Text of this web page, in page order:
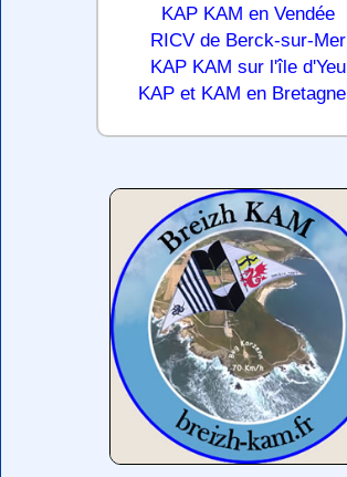
KAP KAM en Vendée
RICV de Berck-sur-Mer
KAP KAM sur l'île d'Yeu
KAP et KAM en Bretagne